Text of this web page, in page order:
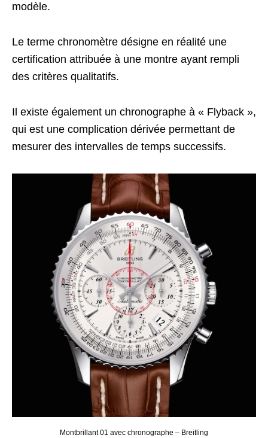
modèle.
Le terme chronomètre désigne en réalité une
certification attribuée à une montre ayant rempli
des critères qualitatifs.
Il existe également un chronographe à « Flyback »,
qui est une complication dérivée permettant de
mesurer des intervalles de temps successifs.
Montbrillant 01 avec chronographe – Breitling